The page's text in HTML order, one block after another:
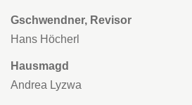
Gschwendner, Revisor
Hans Höcherl
Hausmagd
Andrea Lyzwa